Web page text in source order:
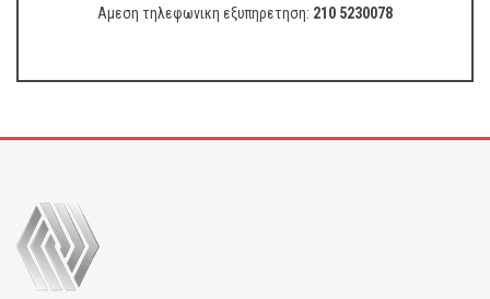
Αμεση τηλεφωνικη εξυπηρετηση: 210 5230078